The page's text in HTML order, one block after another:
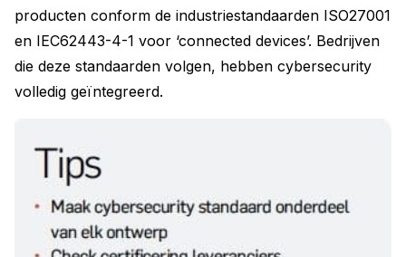
producten conform de industriestandaarden ISO27001
en IEC62443-4-1 voor ‘connected devices’. Bedrijven
die deze standaarden volgen, hebben cybersecurity
volledig geïntegreerd.